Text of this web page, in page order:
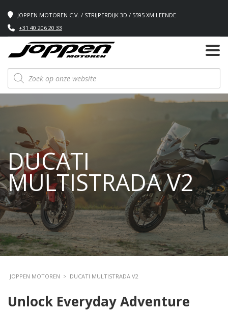
JOPPEN MOTOREN C.V. / STRIJPERDIJK 3D / 5595 XM LEENDE
+31 40 206 20 33
Producten
zoeken
DUCATI
MULTISTRADA V2
JOPPEN MOTOREN > DUCATI MULTISTRADA V2
Unlock Everyday Adventure